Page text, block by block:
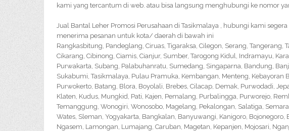
kami yang tercantum di web. atau bisa langsung menghubungi ke nomor
Jual Bantal Leher Promosi Perusahaan di Tasikmalaya , hubungi kami
menerima pesanan untuk kota/ daerah di bawah ini
Rangkasbitung, Pandeglang, Ciruas, Tigaraksa, Cilegon, Serang, Tangerang,
Cikarang, Cibinong, Ciamis, Cianjur, Sumber, Tarogong Kidul, Indramayu,
Purwakarta, Subang, Palabuhanratu, Sumedang, Singaparna, Bandung,
Sukabumi, Tasikmalaya, Pulau Pramuka, Kembangan, Menteng, Kebayoran
Purwokerto, Batang, Blora, Boyolali, Brebes, Cilacap, Demak, Purwodadi,
Klaten, Kudus, Mungkid, Pati, Kajen, Pemalang, Purbalingga, Purworejo,
Temanggung, Wonogiri, Wonosobo, Magelang, Pekalongan, Salatiga,
Wates, Sleman, Yogyakarta, Bangkalan, Banyuwangi, Kanigoro, Bojonegoro,
Ngasem, Lamongan, Lumajang, Caruban, Magetan, Kepanjen, Mojosari,